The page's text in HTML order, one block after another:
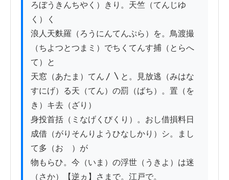
ろぼうきんちやく）きり。天竺（てんじゆ
く）く
浪人天麩羅（ろうにんてんぷら）を。鳥渡撮
（ちよつとつまミ）でちくてんす捕（とらへ
て）と
天窓（あたま）てん〳〵と。見放逃（みはな
すにげ）る天（てん）の罰（ばち）。置（を
き）キ去（ざり）
身投首括（ミなげくびくり）。おし借損料日
成借（がりそんりようひなしかり）シ。まし
て多（おゝ）が
物もらひ。今（いま）の浮世（うきよ）は迷
（さか）【逆ヵ】さまで。江戸で。